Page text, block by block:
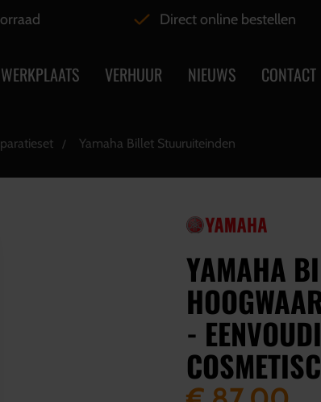
Direct online bestellen
WERKPLAATS VERHUUR NIEUWS CONTACT
Yamaha Billet Stuuruiteinden
YAMAHA
-